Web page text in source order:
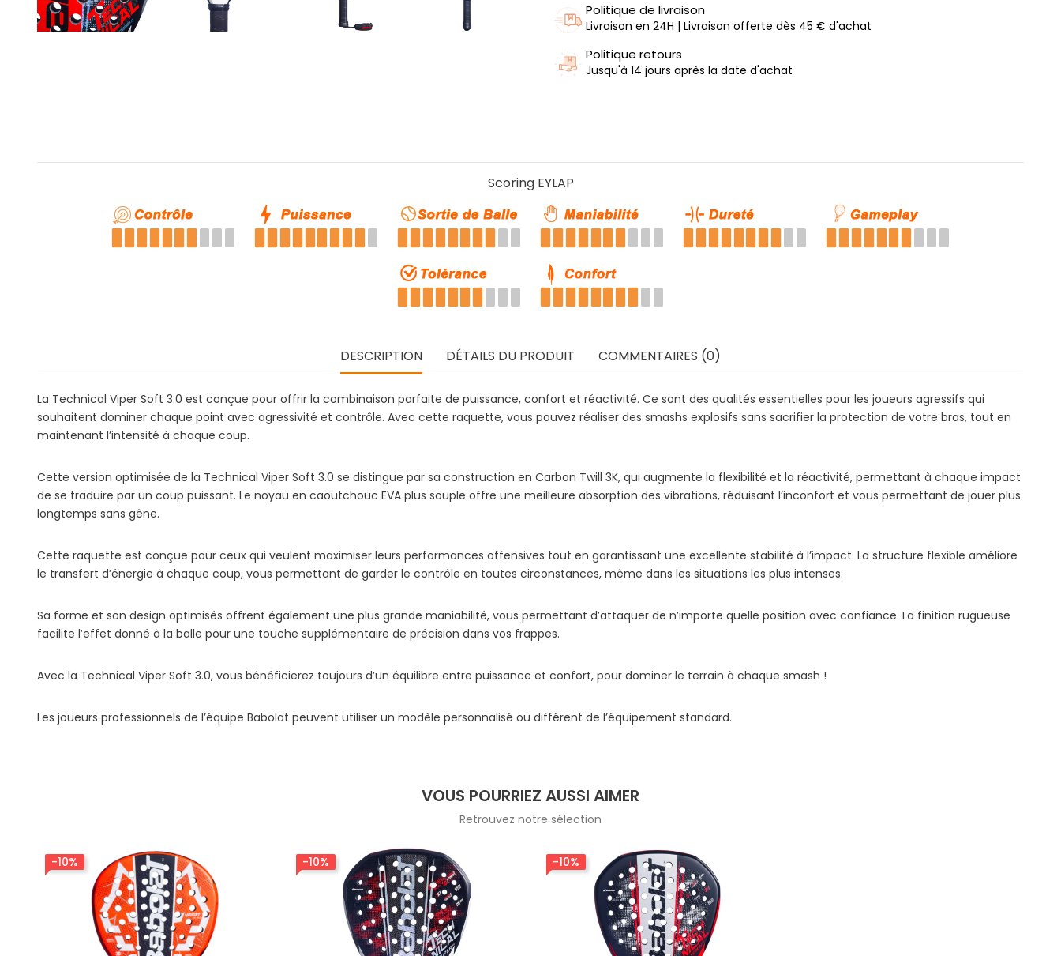
Politique de livraison
Livraison en 24H | Livraison offerte dès 45 € d'achat
Politique retours
Jusqu'à 14 jours après la date d'achat
Scoring EYLAP
DESCRIPTION DÉTAILS DU PRODUIT COMMENTAIRES (0)
La Technical Viper Soft 3.0 est conçue pour offrir la combinaison parfaite de puissance, confort et réactivité. Ce sont des qualités essentielles pour les joueurs agressifs qui
souhaitent dominer chaque point avec agressivité et contrôle. Avec cette raquette, vous pouvez réaliser des smashs explosifs sans sacrifier la protection de votre bras, tout en
maintenant l’intensité à chaque coup.
Cette version optimisée de la Technical Viper Soft 3.0 se distingue par sa construction en Carbon Twill 3K, qui augmente la flexibilité et la réactivité, permettant à chaque impact
de se traduire par un coup puissant. Le noyau en caoutchouc EVA plus souple offre une meilleure absorption des vibrations, réduisant l’inconfort et vous permettant de jouer plus
longtemps sans gêne.
Cette raquette est conçue pour ceux qui veulent maximiser leurs performances offensives tout en garantissant une excellente stabilité à l’impact. La structure flexible améliore
le transfert d’énergie à chaque coup, vous permettant de garder le contrôle en toutes circonstances, même dans les situations les plus intenses.
Sa forme et son design optimisés offrent également une plus grande maniabilité, vous permettant d’attaquer de n’importe quelle position avec confiance. La finition rugueuse
facilite l’effet donné à la balle pour une touche supplémentaire de précision dans vos frappes.
Avec la Technical Viper Soft 3.0, vous bénéficierez toujours d’un équilibre entre puissance et confort, pour dominer le terrain à chaque smash !
Les joueurs professionnels de l’équipe Babolat peuvent utiliser un modèle personnalisé ou différent de l’équipement standard.
VOUS POURRIEZ AUSSI AIMER
Retrouvez notre sélection
-10% -10% -10%